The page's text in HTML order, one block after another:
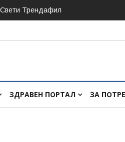
Трендафил
ЗДРАВЕН ПОРТАЛ ЗА